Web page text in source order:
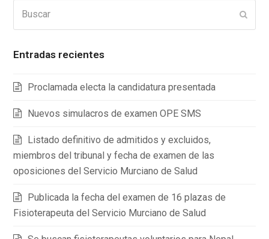
Entradas recientes
Proclamada electa la candidatura presentada
Nuevos simulacros de examen OPE SMS
Listado definitivo de admitidos y excluidos,
miembros del tribunal y fecha de examen de las
oposiciones del Servicio Murciano de Salud
Publicada la fecha del examen de 16 plazas de
Fisioterapeuta del Servicio Murciano de Salud